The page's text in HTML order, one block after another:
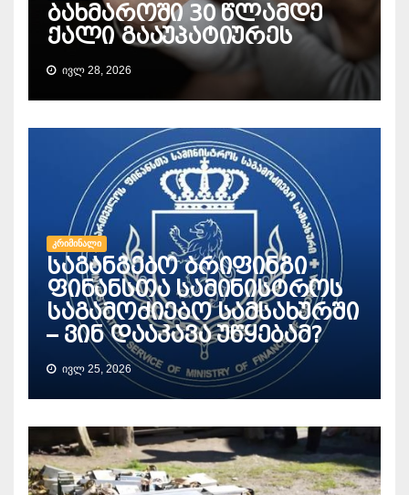
ბახმაროში 30 წლამდე
ქალი გააუპატიურეს
ᲘᲕᲚ 28, 2026
ᲙᲠᲘᲛᲘᲜᲐᲚᲘ
საგანგებო ბრიფინგი
ფინანსთა სამინისტროს
საგამოძიებო სამსახურში
– ვინ დააკავა უწყებამ?
ᲘᲕᲚ 25, 2026